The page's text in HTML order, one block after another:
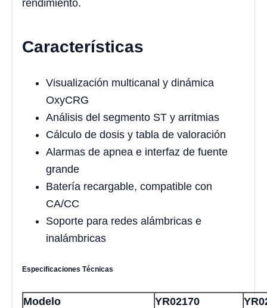
rendimiento.
Características
Visualización multicanal y dinámica
OxyCRG
Análisis del segmento ST y arritmias
Cálculo de dosis y tabla de valoración
Alarmas de apnea e interfaz de fuente
grande
Batería recargable, compatible con
CA/CC
Soporte para redes alámbricas e
inalámbricas
Especificaciones Técnicas
Modelo YR02170